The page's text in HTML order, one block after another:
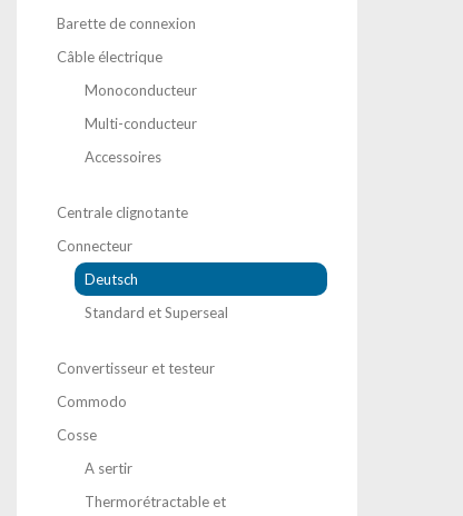
Barette de connexion
Câble électrique
Monoconducteur
Multi-conducteur
Accessoires
Centrale clignotante
Connecteur
Deutsch
Standard et Superseal
Convertisseur et testeur
Commodo
Cosse
A sertir
Thermorétractable et